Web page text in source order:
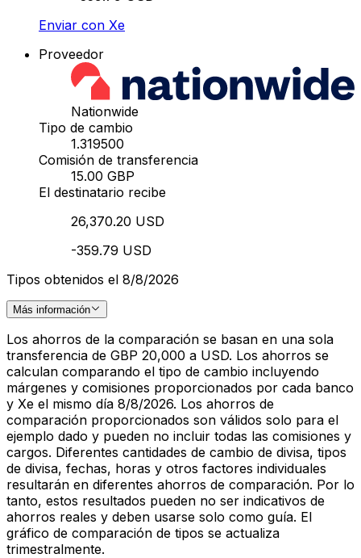
Enviar con Xe
Proveedor
Nationwide
Tipo de cambio
1.319500
Comisión de transferencia
15.00 GBP
El destinatario recibe
26,370.20 USD
-359.79 USD
Tipos obtenidos el 8/8/2026
Más información
Los ahorros de la comparación se basan en una sola
transferencia de GBP 20,000 a USD. Los ahorros se
calculan comparando el tipo de cambio incluyendo
márgenes y comisiones proporcionados por cada banco
y Xe el mismo día 8/8/2026. Los ahorros de
comparación proporcionados son válidos solo para el
ejemplo dado y pueden no incluir todas las comisiones y
cargos. Diferentes cantidades de cambio de divisa, tipos
de divisa, fechas, horas y otros factores individuales
resultarán en diferentes ahorros de comparación. Por lo
tanto, estos resultados pueden no ser indicativos de
ahorros reales y deben usarse solo como guía. El
gráfico de comparación de tipos se actualiza
trimestralmente.